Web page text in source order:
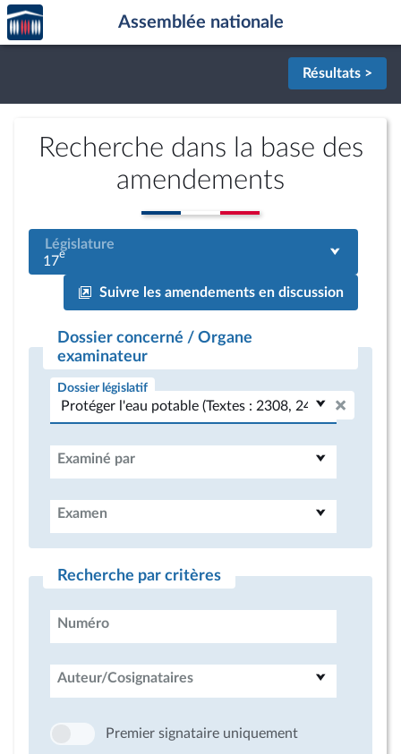
Aller au contenu
Aller en bas de la page
Accèder
à la
page
Assemblée nationale
Résultats >
Recherche dans la base des
amendements
Législature
17e
Suivre les amendements en discussion
Dossier concerné / Organe
examinateur
Dossier législatif
Examiné par
Examen
Recherche par critères
Numéro
Auteur/Cosignataires
Premier signataire uniquement